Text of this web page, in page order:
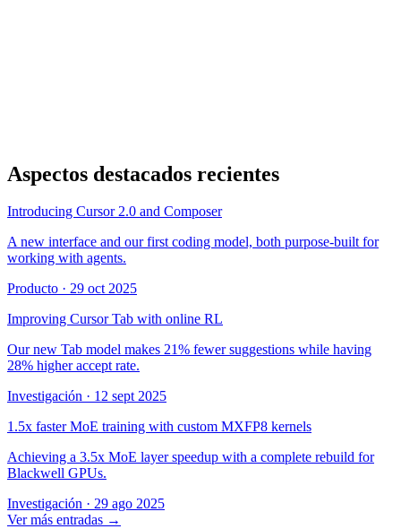
Aspectos destacados recientes
Introducing Cursor 2.0 and Composer
A new interface and our first coding model, both purpose-built for
working with agents.
Producto · 29 oct 2025
Improving Cursor Tab with online RL
Our new Tab model makes 21% fewer suggestions while having
28% higher accept rate.
Investigación · 12 sept 2025
1.5x faster MoE training with custom MXFP8 kernels
Achieving a 3.5x MoE layer speedup with a complete rebuild for
Blackwell GPUs.
Investigación · 29 ago 2025
Ver más entradas →